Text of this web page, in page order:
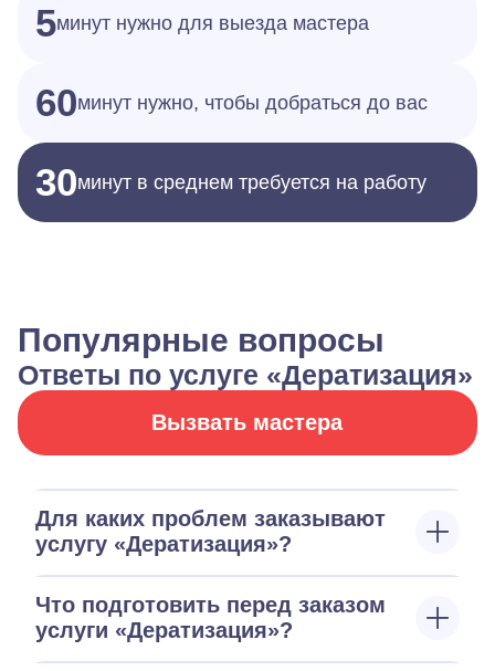
5минут нужно для выезда мастера
60минут нужно, чтобы добраться до вас
30минут в среднем требуется на работу
Популярные вопросы
Ответы по услуге «Дератизация»
Вызвать мастера
Для каких проблем заказывают
услугу «Дератизация»?
Что подготовить перед заказом
услуги «Дератизация»?